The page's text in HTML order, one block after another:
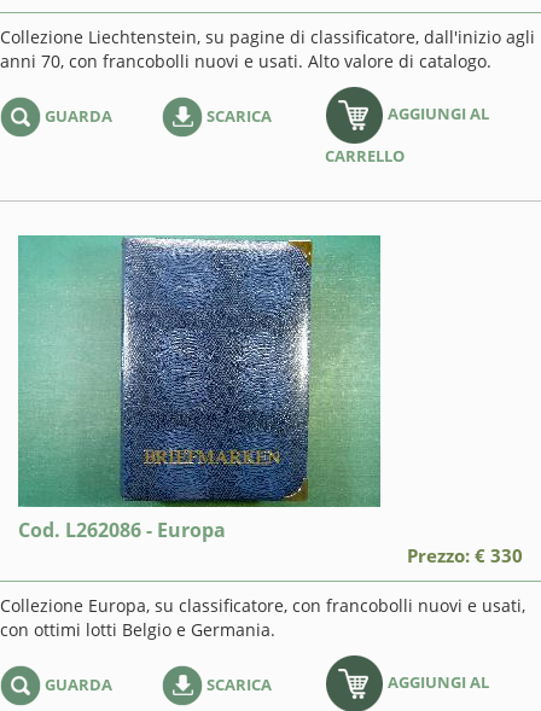
Collezione Liechtenstein, su pagine di classificatore, dall'inizio agli
anni 70, con francobolli nuovi e usati. Alto valore di catalogo.
GUARDA SCARICA
AGGIUNGI AL
CARRELLO
Cod. L262086 - Europa
Prezzo: € 330
Collezione Europa, su classificatore, con francobolli nuovi e usati,
con ottimi lotti Belgio e Germania.
GUARDA SCARICA
AGGIUNGI AL